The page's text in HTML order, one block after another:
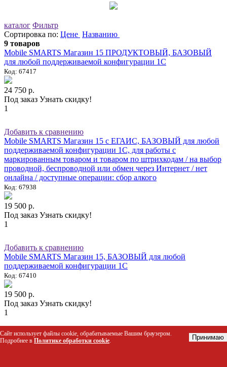
каталог Фильтр
Сортировка по: Цене Названию
9 товаров
Mobile SMARTS Магазин 15 ПРОДУКТОВЫЙ, БАЗОВЫЙ
для любой поддерживаемой конфигурации 1С
Код: 67417
24 750 р.
Под заказ Узнать скидку!
1
Добавить к сравнению
Mobile SMARTS Магазин 15 с ЕГАИС, БАЗОВЫЙ для любой
поддерживаемой конфигурации 1С, для работы с
маркированным товаром и товаром по штрихкодам / на выбор
проводной, беспроводной или обмен через Интернет / нет
онлайна / доступные операции: сбор алкого
Код: 67938
19 500 р.
Под заказ Узнать скидку!
1
Добавить к сравнению
Mobile SMARTS Магазин 15, БАЗОВЫЙ для любой
поддерживаемой конфигурации 1С
Код: 67410
19 500 р.
Под заказ Узнать скидку!
1
Добавить к сравнению
Mobile SMARTS Склад 15, БАЗОВЫЙ для любой
Сайт использует файлы cookie, обрабатываемые Вашим браузером.
Подробнее в Политике обработки cookie. Принимаю